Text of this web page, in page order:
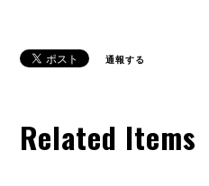
通報する
Related Items